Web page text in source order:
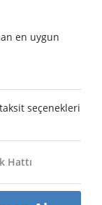
en uygun
seçenekleri
Hattı